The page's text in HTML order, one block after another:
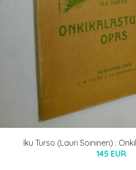
Iku Turso (Lauri Soininen) :
145 EUR